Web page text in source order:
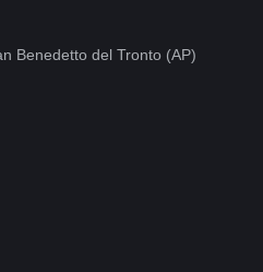
Benedetto del Tronto (AP)